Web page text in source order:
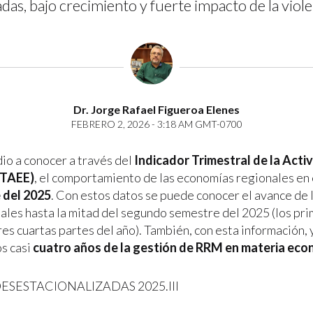
bajo crecimiento y fuerte impacto de la
Dr. Jorge Rafael Figueroa Elenes
FEBRERO 2, 2026 - 3:18 AM GMT-0700
a conocer a través del Indicador Trimestral de la
, el comportamiento de las economías regionales
2025. Con estos datos se puede conocer el avance de
hasta la mitad del segundo semestre del 2025 (los
cuartas partes del año). También, con esta información,
casi cuatro años de la gestión de RRM en materia
2025.III